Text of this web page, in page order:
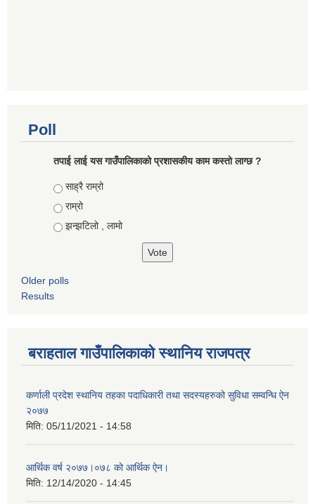
Poll
तपाई लाई यस गाउँपालिकाको प्रशासकीय काम कस्तो लाग्छ ?
Choices
साह्रै राम्रो
राम्रो
झन्झटिलो , लामो
Older polls
Results
बराहताल गाउँपालिकाको स्थानिय राजपत्र
कर्णाली प्रदेश स्थानिय तहका पदाधिकारी तथा सदस्यहरुको सुविधा सम्वन्धि ऐन
२०७७
मिति: 05/11/2021 - 14:58
आर्थिक वर्ष २०७७।०७८ को आर्थिक ऐन।
मिति: 12/14/2020 - 14:45